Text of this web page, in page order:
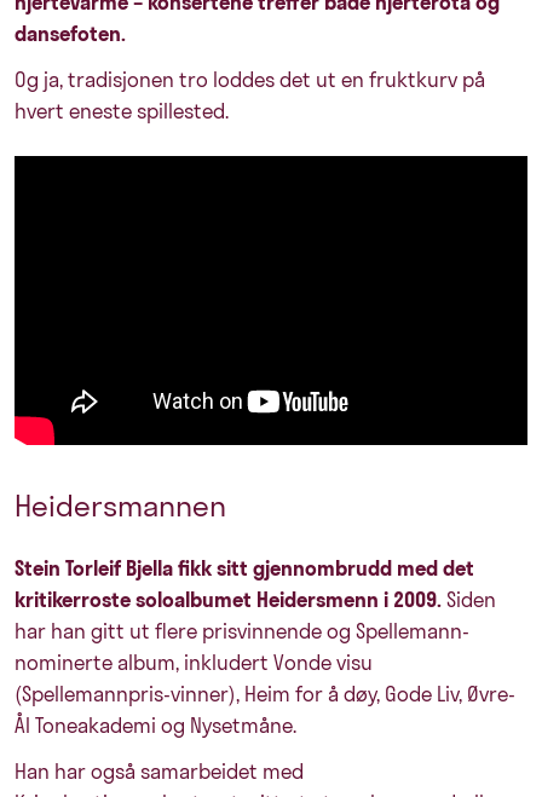
dansefoten.
Og ja, tradisjonen tro loddes det ut en fruktkurv på
hvert eneste spillested.
Heidersmannen
Stein Torleif Bjella fikk sitt gjennombrudd med det
kritikerroste soloalbumet Heidersmenn i 2009.Siden
har han gitt ut flere prisvinnende og Spellemann-
nominerte album, inkludert Vonde visu
(Spellemannpris-vinner), Heim for å døy, Gode Liv, Øvre-
Ål Toneakademi og Nysetmåne.
Han har også samarbeidet med